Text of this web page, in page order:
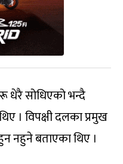
धेरै सोधिएको भन्दै
। विपक्षी दलका प्रमुख
नहुने बताएका थिए ।